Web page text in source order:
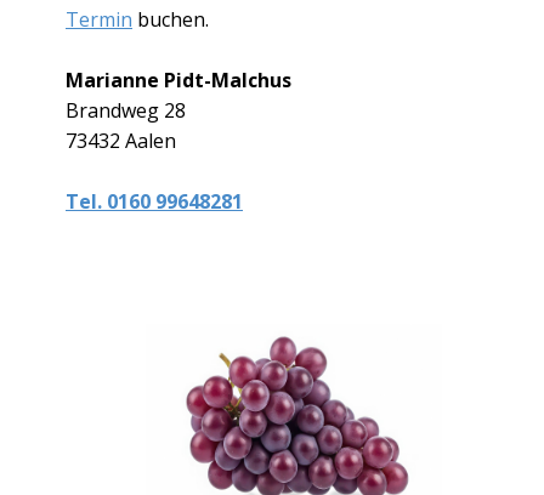
Termin buchen.
Marianne Pidt-Malchus
Brandweg 28
73432 Aalen
Tel. 0160 99648281